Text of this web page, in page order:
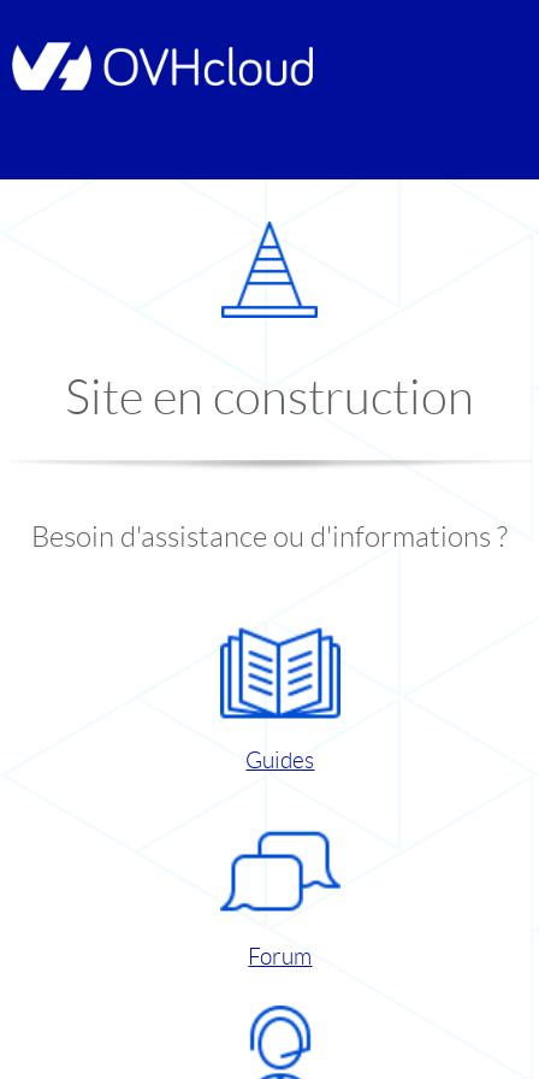
Site en construction
Besoin d'assistance ou d'informations ?
Guides
Forum